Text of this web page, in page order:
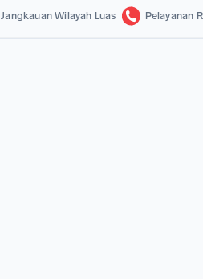
Jangkauan Wilayah Luas Pelayanan